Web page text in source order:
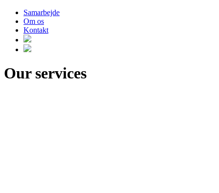
Samarbejde
Om os
Kontakt
Our services